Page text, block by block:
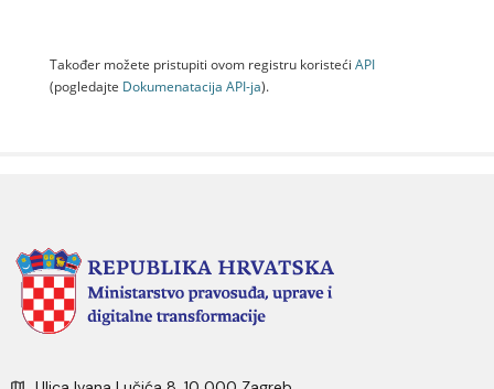
Također možete pristupiti ovom registru koristeći API
(pogledajte Dokumenаtаcijа API-jа).